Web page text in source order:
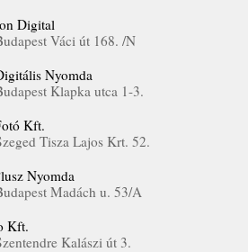
Digital
Váci út 168. /N
Nyomda
Klapka utca 1-3.
Kft.
Tisza Lajos Krt. 52.
Nyomda
Madách u. 53/A
Kft.
Kalászi út 3.